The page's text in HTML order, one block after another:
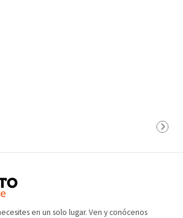
en un solo lugar. Ven y conócenos